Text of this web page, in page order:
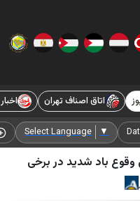
خبر فوری
Mypersia | ايران من
آفتاب نیوز
تهران اخبار فوری / مهم 🔖
Select
Add Source
شدید در برخی